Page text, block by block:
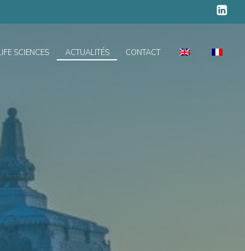
SCIENCES ACTUALITÉS CONTACT